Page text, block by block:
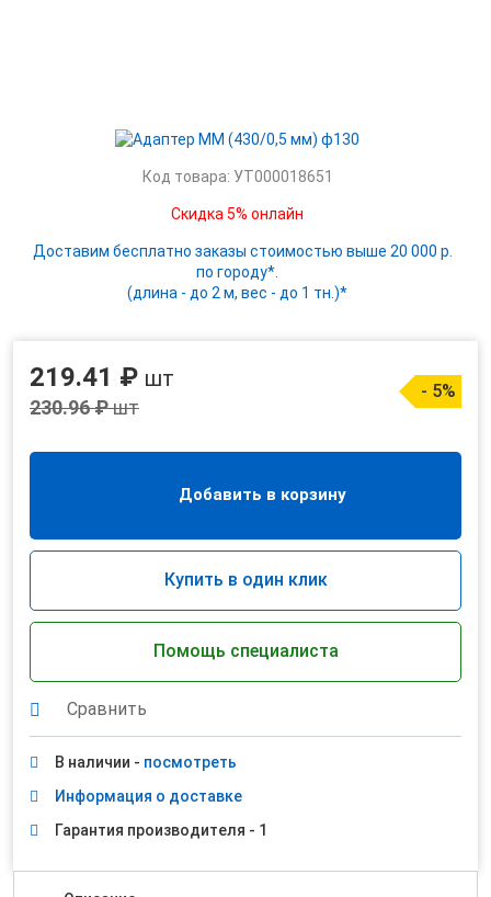
Код товара: УТ000018651
Скидка 5% онлайн
Доставим бесплатно заказы стоимостью выше 20 000 р.
по городу*.
(длина - до 2 м, вес - до 1 тн.)*
219.41 ₽ шт
230.96 ₽шт
- 5%
Добавить в корзину
Купить в один клик
Помощь специалиста
Сравнить
В наличии - посмотреть
Информация о доставке
Гарантия производителя - 1